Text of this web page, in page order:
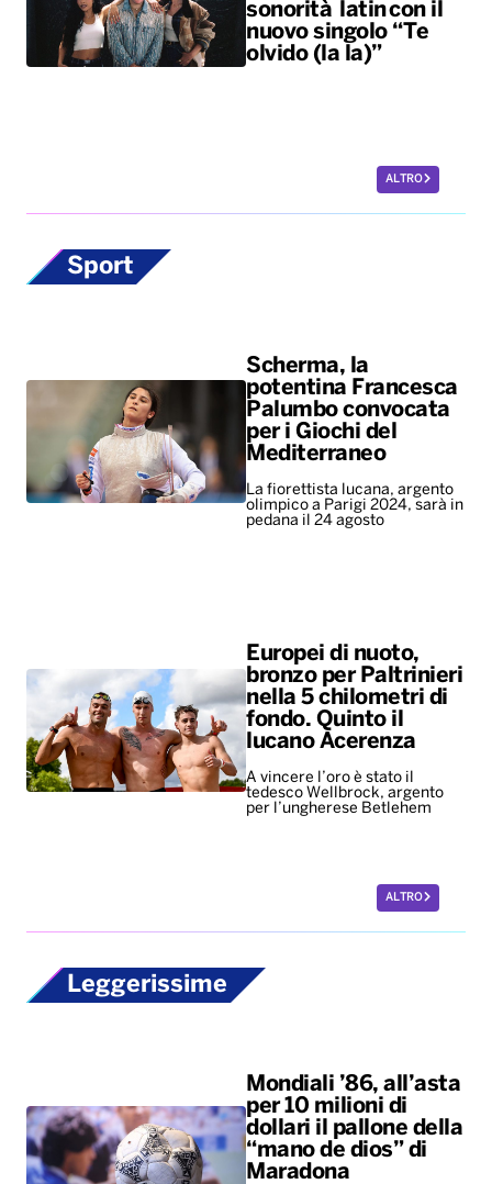
sonorità latin con il
nuovo singolo “Te
olvido (la la)”
ALTRO
Sport
Scherma, la
potentina Francesca
Palumbo convocata
per i Giochi del
Mediterraneo
La fiorettista lucana, argento
olimpico a Parigi 2024, sarà in
pedana il 24 agosto
Europei di nuoto,
bronzo per Paltrinieri
nella 5 chilometri di
fondo. Quinto il
lucano Acerenza
A vincere l’oro è stato il
tedesco Wellbrock, argento
per l’ungherese Betlehem
ALTRO
Leggerissime
Mondiali ’86, all’asta
per 10 milioni di
dollari il pallone della
“mano de dios” di
Maradona